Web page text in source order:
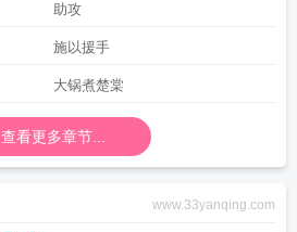
助攻
施以援手
大锅煮楚棠
查看更多章节...
www.33yanqing.com